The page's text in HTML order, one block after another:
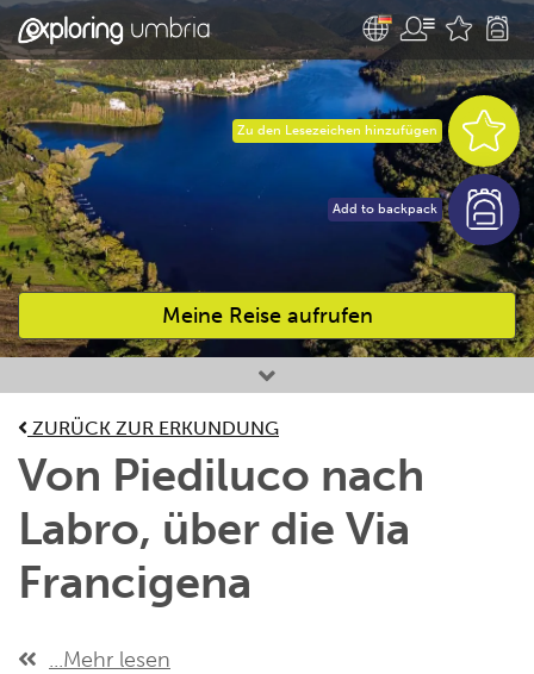
Meine Reise aufrufen
Bevorzugte Aktivitäten
Zu den Lesezeichen hinzufügen
Add to backpack
ZURÜCK ZUR ERKUNDUNG
Von Piediluco nach
Labro, über die Via
Francigena
...Mehr lesen